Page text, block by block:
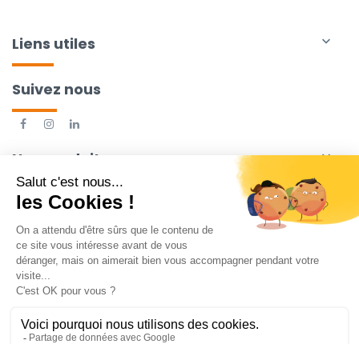
Liens utiles 
Suivez nous
Nos produits 